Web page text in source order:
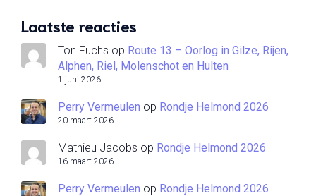
Laatste reacties
Ton Fuchs op Route 13 – Oorlog in Gilze, Rijen,
Alphen, Riel, Molenschot en Hulten
1 juni 2026
Perry Vermeulen op Rondje Helmond 2026
20 maart 2026
Mathieu Jacobs op Rondje Helmond 2026
16 maart 2026
Perry Vermeulen op Rondje Helmond 2026